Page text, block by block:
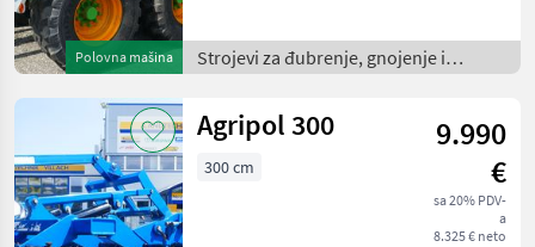
Polovna mašina
osovinom, hidrauličnom
vučnom osovinom,
zračnim kočnicam
Strojevi za đubrenje, gnojenje i
navodnjavanje /
Agripol 300
9.990
€
sa 20% PDV-
a
8.325 € neto
300 cm